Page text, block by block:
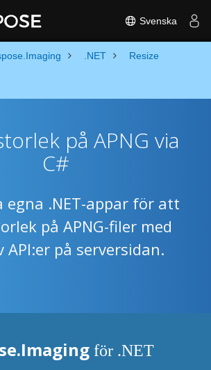
Svenska
.NET Resize
på APNG via
C#
egna .NET-appar för att
på APNG-filer med
API:er på serversidan.
för .NET